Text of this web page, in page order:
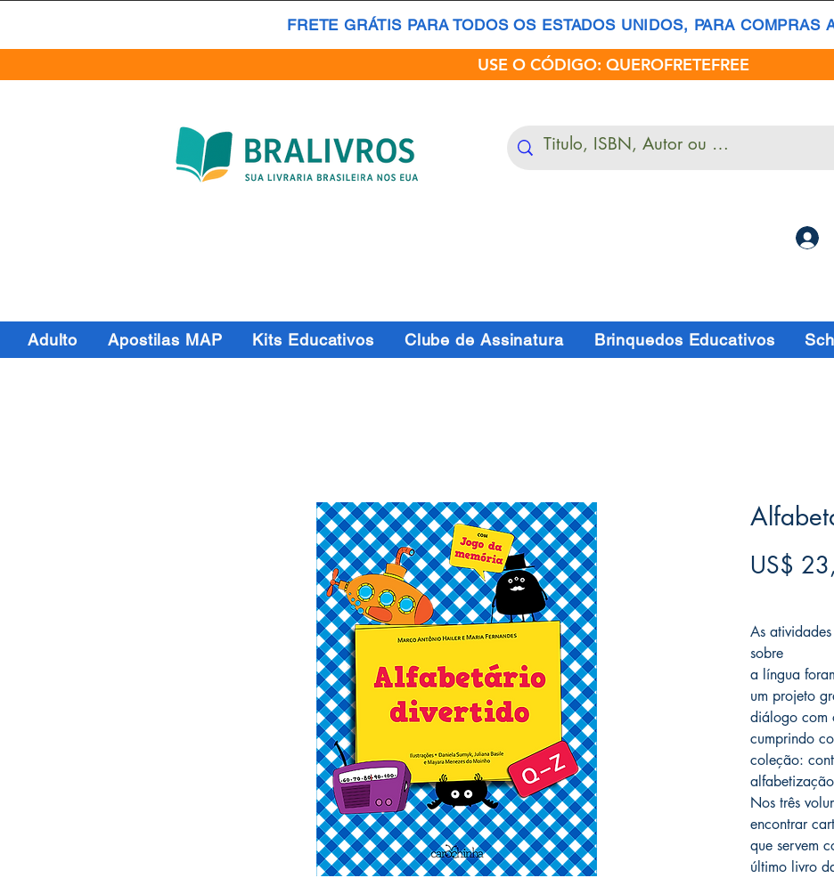
FRETE GRÁTIS PARA TODOS OS ESTADOS UNIDOS, PARA COMPRAS
USE O CÓDIGO: QUEROFRETEFREE
Adulto Apostilas MAP Kits Educativos Clube de Assinatura Brinquedos Educativos
US$
As
sobre
a língua
um projeto
diálogo com
cumprindo
coleção:
Nos três
encontrar
que servem
último livro